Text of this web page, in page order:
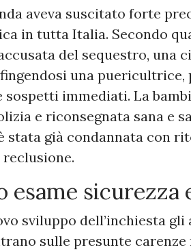
aveva suscitato forte
in tutta Italia. Secondo
del sequestro, una
una puericultrice,
sospetti immediati. La
e riconsegnata sana e
stata già condannata con
esame
sviluppo dell’inchiesta
sulle presunte